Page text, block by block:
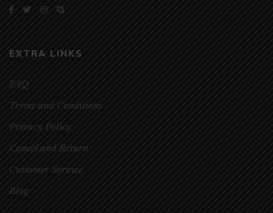
EXTRA LINKS
FAQ
Terms and Conditions
Privacy Policy
Cancel and Return
Customer Service
Blog